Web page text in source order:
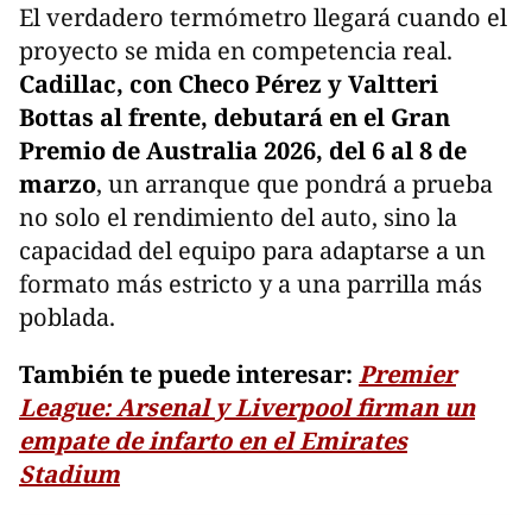
El verdadero termómetro llegará cuando el
proyecto se mida en competencia real.
Cadillac, con Checo Pérez y Valtteri
Bottas al frente, debutará en el Gran
Premio de Australia 2026, del 6 al 8 de
marzo, un arranque que pondrá a prueba
no solo el rendimiento del auto, sino la
capacidad del equipo para adaptarse a un
formato más estricto y a una parrilla más
poblada.
También te puede interesar: Premier
League: Arsenal y Liverpool firman un
empate de infarto en el Emirates
Stadium